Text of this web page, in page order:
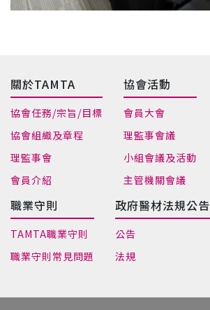
關於TAMTA
協會任務/宗旨/目標
協會組織及章程
理監事會
會員介紹
協會活動
會員大會
理監事會議
小組會議及活動
主管機關會議
職業守則
TAMTA職業守則
職業守則常見問題
政府醫材法規公告
公告
法規